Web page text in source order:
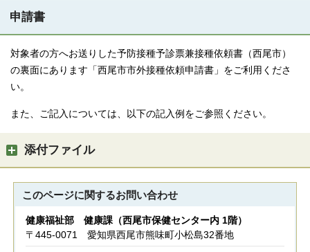
申請書
対象者の方へお送りした予防接種予診票兼接種依頼書（西尾市）
の裏面にあります「西尾市市外接種依頼申請書」をご利用くださ
い。
また、ご記入については、以下の記入例をご参照ください。
添付ファイル
このページに関するお問い合わせ
健康福祉部 健康課（西尾市保健センター内 1階）
〒445-0071 愛知県西尾市熊味町小松島32番地